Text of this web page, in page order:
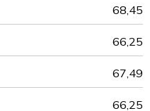
68,45
66,25
67,49
66,25